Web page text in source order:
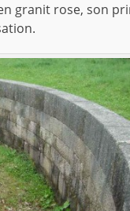
granit rose, son